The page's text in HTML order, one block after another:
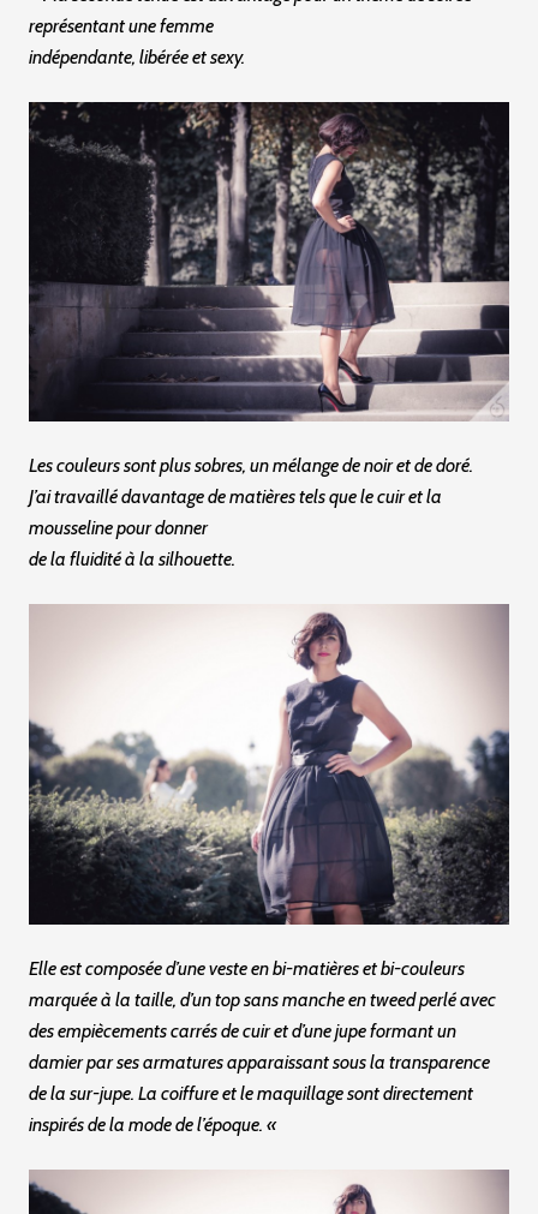
représentant une femme
indépendante, libérée et sexy.
Les couleurs sont plus sobres, un mélange de noir et de doré.
J’ai travaillé davantage de matières tels que le cuir et la
mousseline pour donner
de la fluidité à la silhouette.
Elle est composée d’une veste en bi-matières et bi-couleurs
marquée à la taille, d’un top sans manche en tweed perlé avec
des empiècements carrés de cuir et d’une jupe formant un
damier par ses armatures apparaissant sous la transparence
de la sur-jupe. La coiffure et le maquillage sont directement
inspirés de la mode de l’époque. «